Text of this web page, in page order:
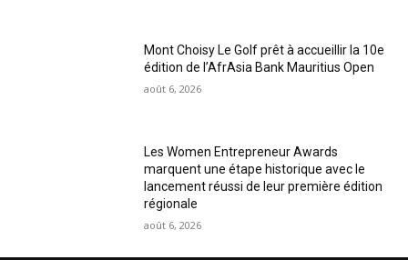
Mont Choisy Le Golf prêt à accueillir la 10e
édition de l’AfrAsia Bank Mauritius Open
août 6, 2026
Les Women Entrepreneur Awards
marquent une étape historique avec le
lancement réussi de leur première édition
régionale
août 6, 2026